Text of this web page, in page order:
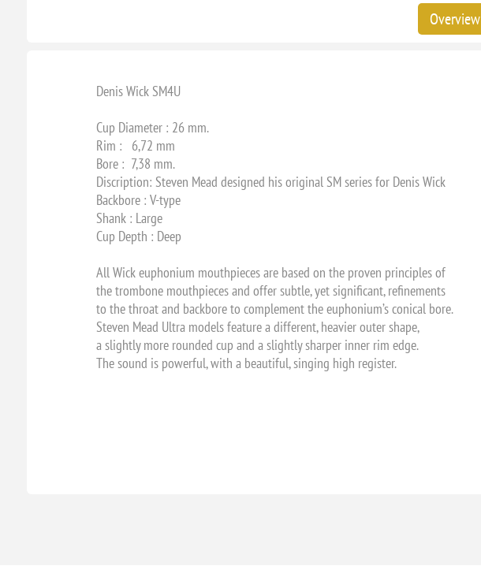
Overview
Denis Wick SM4U
Cup Diameter : 26 mm.
Rim : 6,72 mm
Bore : 7,38 mm.
Discription: Steven Mead designed his original SM series for Denis Wick
Backbore : V-type
Shank : Large
Cup Depth : Deep
All Wick euphonium mouthpieces are based on the proven principles of
the trombone mouthpieces and offer subtle, yet significant, refinements
to the throat and backbore to complement the euphonium’s conical bore.
Steven Mead Ultra models feature a different, heavier outer shape,
a slightly more rounded cup and a slightly sharper inner rim edge.
The sound is powerful, with a beautiful, singing high register.